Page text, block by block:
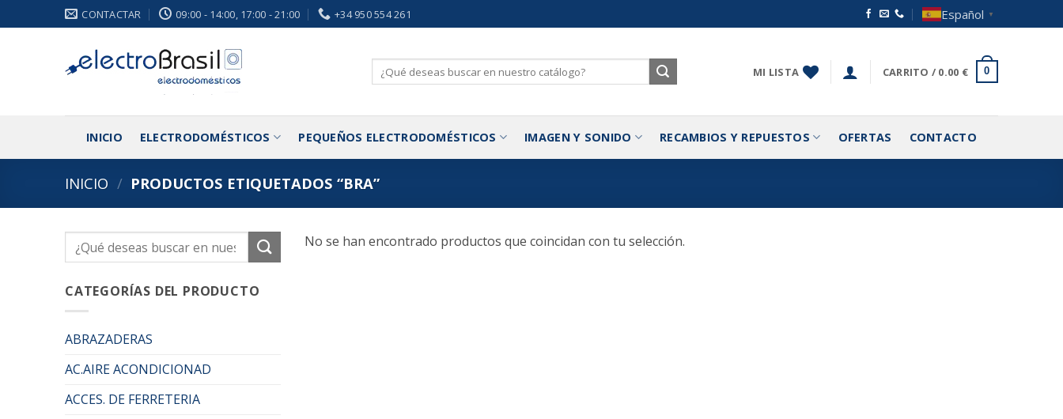
al
CONTACTAR 09:00 - 14:00, 17:00 - 21:00 +34 950 554 261 Español ▼
Buscar
por:
MI LISTA CARRITO / 0.00 € 0
INICIO ELECTRODOMÉSTICOS PEQUEÑOS ELECTRODOMÉSTICOS IMAGEN Y SONIDO RECAMBIOS Y REPUESTOS OFERTAS CONTACTO
INICIO / PRODUCTOS ETIQUETADOS “BRA”
Buscar
por:
CATEGORÍAS DEL PRODUCTO
ABRAZADERAS
AC.AIRE ACONDICIONAD
ACCES. DE FERRETERIA
No se han encontrado productos que coincidan con tu selección.